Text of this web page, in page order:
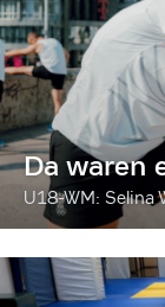
Da waren
U18-WM: Selina